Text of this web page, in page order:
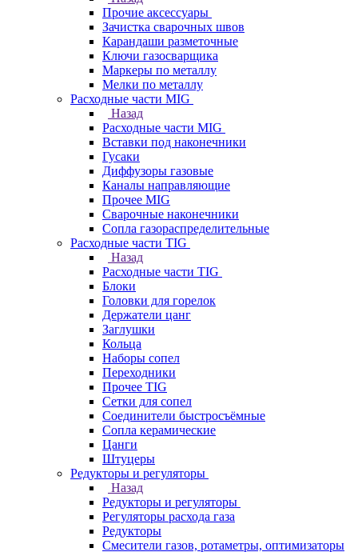
Прочие аксессуары
Зачистка сварочных швов
Карандаши разметочные
Ключи газосварщика
Маркеры по металлу
Мелки по металлу
Расходные части MIG
Назад
Расходные части MIG
Вставки под наконечники
Гусаки
Диффузоры газовые
Каналы направляющие
Прочее MIG
Сварочные наконечники
Сопла газораспределительные
Расходные части TIG
Назад
Расходные части TIG
Блоки
Головки для горелок
Держатели цанг
Заглушки
Кольца
Наборы сопел
Переходники
Прочее TIG
Сетки для сопел
Соединители быстросъёмные
Сопла керамические
Цанги
Штуцеры
Редукторы и регуляторы
Назад
Редукторы и регуляторы
Регуляторы расхода газа
Редукторы
Смесители газов, ротаметры, оптимизаторы